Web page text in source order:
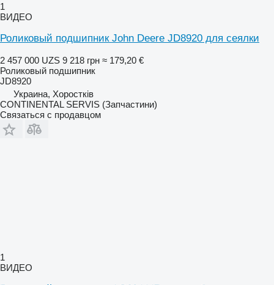
1
ВИДЕО
Роликовый подшипник John Deere JD8920 для сеялки
2 457 000 UZS 9 218 грн ≈ 179,20 €
Роликовый подшипник
JD8920
Украина, Хоростків
CONTINENTAL SERVIS (Запчастини)
Связаться с продавцом
1
ВИДЕО